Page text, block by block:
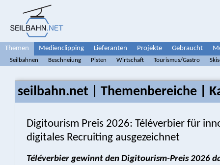
Themen Medienclipping Lieferanten Projekte Gebraucht
Seilbahnen Beschneiung Pisten Wirtschaft Tourismus/Gastro
seilbahn.net | Themenbereiche |
Digitourism Preis 2026: Téléverbier für
digitales Recruiting ausgezeichnet
Téléverbier gewinnt den Digitourism-Preis 2026